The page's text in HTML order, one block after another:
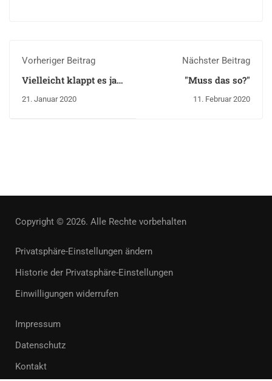
Vorheriger Beitrag
Vielleicht klappt es ja
21. Januar 2020
Nächster Beitrag
"Muss das so?"
11. Februar 2020
Copyright © 2026. Alle Rechte vorbehalten
Privatsphäre-Einstellungen ändern
Historie der Privatsphäre-Einstellungen
Einwilligungen widerrufen
Impressum
Datenschutz
Kontakt